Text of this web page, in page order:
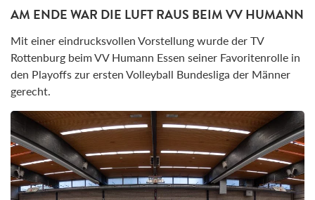
AM ENDE WAR DIE LUFT RAUS BEIM VV HUMANN
Mit einer eindrucksvollen Vorstellung wurde der TV
Rottenburg beim VV Humann Essen seiner Favoritenrolle in
den Playoffs zur ersten Volleyball Bundesliga der Männer
gerecht.